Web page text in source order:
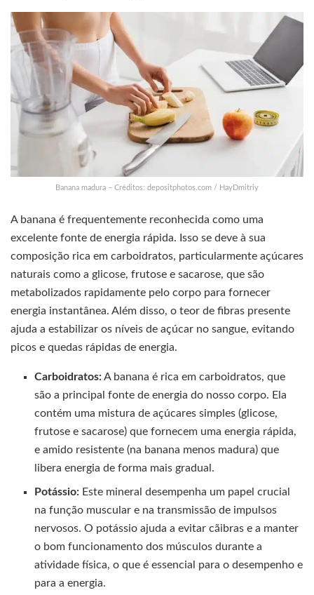
Banana madura – Créditos: depositphotos.com / HayDmitriy
A banana é frequentemente reconhecida como uma
excelente fonte de energia rápida. Isso se deve à sua
composição rica em carboidratos, particularmente açúcares
naturais como a glicose, frutose e sacarose, que são
metabolizados rapidamente pelo corpo para fornecer
energia instantânea. Além disso, o teor de fibras presente
ajuda a estabilizar os níveis de açúcar no sangue, evitando
picos e quedas rápidas de energia.
Carboidratos:A banana é rica em carboidratos, que
são a principal fonte de energia do nosso corpo. Ela
contém uma mistura de açúcares simples (glicose,
frutose e sacarose) que fornecem uma energia rápida,
e amido resistente (na banana menos madura) que
libera energia de forma mais gradual.
Potássio: Este mineral desempenha um papel crucial
na função muscular e na transmissão de impulsos
nervosos. O potássio ajuda a evitar cãibras e a manter
o bom funcionamento dos músculos durante a
atividade física, o que é essencial para o desempenho e
para a energia.